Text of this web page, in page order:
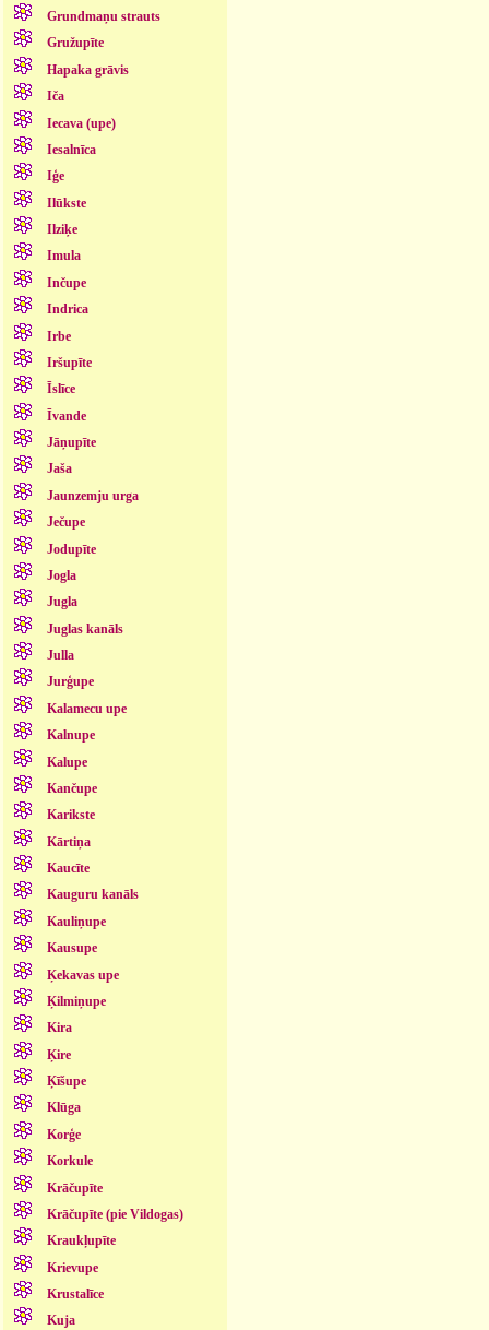
Grundmaņu strauts
Gružupīte
Hapaka grāvis
Iča
Iecava (upe)
Iesalnīca
Iģe
Ilūkste
Ilziķe
Imula
Inčupe
Indrica
Irbe
Iršupīte
Īslīce
Īvande
Jāņupīte
Jaša
Jaunzemju urga
Ječupe
Jodupīte
Jogla
Jugla
Juglas kanāls
Julla
Jurģupe
Kalamecu upe
Kalnupe
Kalupe
Kančupe
Karikste
Kārtiņa
Kaucīte
Kauguru kanāls
Kauliņupe
Kausupe
Ķekavas upe
Ķilmiņupe
Kira
Ķire
Ķīšupe
Klūga
Korģe
Korkule
Krāčupīte
Krāčupīte (pie Vildogas)
Kraukļupīte
Krievupe
Krustalīce
Kuja